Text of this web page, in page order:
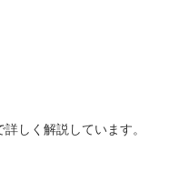
しく解説しています。